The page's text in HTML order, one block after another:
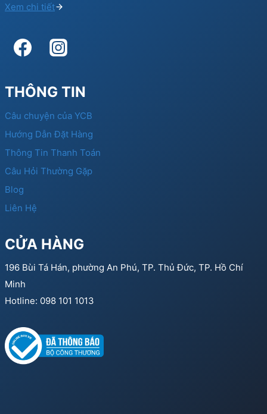
Xem chi tiết
THÔNG TIN
Câu chuyện của YCB
Hướng Dẫn Đặt Hàng
Thông Tin Thanh Toán
Câu Hỏi Thường Gặp
Blog
Liên Hệ
CỬA HÀNG
196 Bùi Tá Hán, phường An Phú, TP. Thủ Đức, TP. Hồ Chí
Minh
Hotline: 098 101 1013